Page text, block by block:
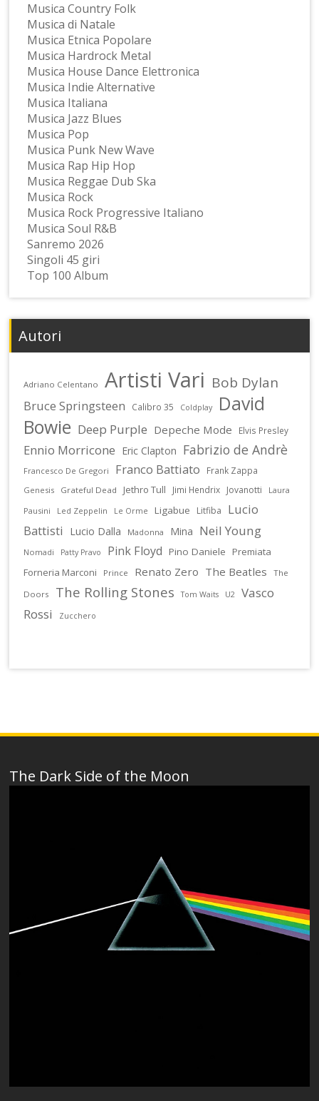
Musica Country Folk
Musica di Natale
Musica Etnica Popolare
Musica Hardrock Metal
Musica House Dance Elettronica
Musica Indie Alternative
Musica Italiana
Musica Jazz Blues
Musica Pop
Musica Punk New Wave
Musica Rap Hip Hop
Musica Reggae Dub Ska
Musica Rock
Musica Rock Progressive Italiano
Musica Soul R&B
Sanremo 2026
Singoli 45 giri
Top 100 Album
Autori
Adriano Celentano Artisti Vari Bob Dylan
Bruce Springsteen Calibro 35 Coldplay
David
Bowie Deep Purple Depeche Mode Elvis Presley
Ennio Morricone Eric Clapton Fabrizio de Andrè
Francesco De Gregori Franco Battiato Frank Zappa
Genesis Grateful Dead Jethro Tull Jimi Hendrix Jovanotti
Laura
Pausini
Led Zeppelin Le Orme Ligabue Litfiba
Lucio
Battisti
Lucio Dalla Madonna Mina Neil Young
Nomadi Patty Pravo Pink Floyd Pino Daniele
Premiata
Forneria Marconi
Prince Renato Zero The Beatles
The
Doors
The Rolling Stones Tom Waits U2
Vasco
Rossi
Zucchero
The Dark Side of the Moon